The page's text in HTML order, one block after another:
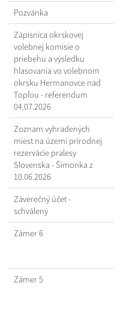
Pozvánka
Zápisnica okrskovej
volebnej komisie o
priebehu a výsledku
hlasovania vo volebnom
okrsku Hermanovce nad
Topľou - referendum
04.07.2026
Zoznam vyhradených
miest na území prírodnej
rezervácie pralesy
Slovenska - Šimonka z
10.06.2026
Záverečný účet -
schválený
Zámer 6
Zámer 5